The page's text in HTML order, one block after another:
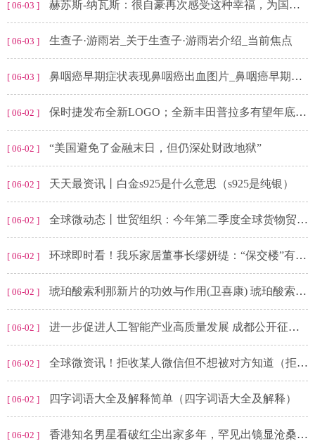
[ 06-03 ] 赫苏斯-纳瓦斯：很自豪再次感受这种幸福，为国家队踢球意义重大_世界快资讯
[ 06-03 ] 生查子·游雨岩_关于生查子·游雨岩介绍_当前焦点
[ 06-03 ] 鼻咽癌早期症状表现鼻咽癌出血图片_鼻咽癌早期症状表现
[ 06-02 ] 保时捷发布全新LOGO；全新丰田普拉多有望年底发布_观速讯
[ 06-02 ] “美国避免了金融末日，但仍深处财政地狱”
[ 06-02 ] 天天最资讯丨白金s925是什么意思（s925是纯银）
[ 06-02 ] 全球微动态丨世贸组织：今年第二季度全球货物贸易或好转
[ 06-02 ] 环球即时看！我乐家居董事长缪妍缇：“保交楼”有效激活家居消费需求，实现行业“由大到强”的转变
[ 06-02 ] 琥珀酸索利那新片的功效与作用(卫喜康) 琥珀酸索利那新片说明书
[ 06-02 ] 进一步促进人工智能产业高质量发展 成都公开征求意见
[ 06-02 ] 全球微资讯！拒收某人微信但不想被对方知道（拒收好友微信又不让对方知道）
[ 06-02 ] 四字词语大全及解释简单（四字词语大全及解释）
[ 06-02 ] 香港知名男星看破红尘出家多年，罕见出镜显沧桑，网友差点不敢认